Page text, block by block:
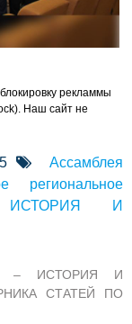
рекламмы
Наш сайт не
Ассамблея
региональное
И
– ИСТОРИЯ И
СТАТЕЙ ПО